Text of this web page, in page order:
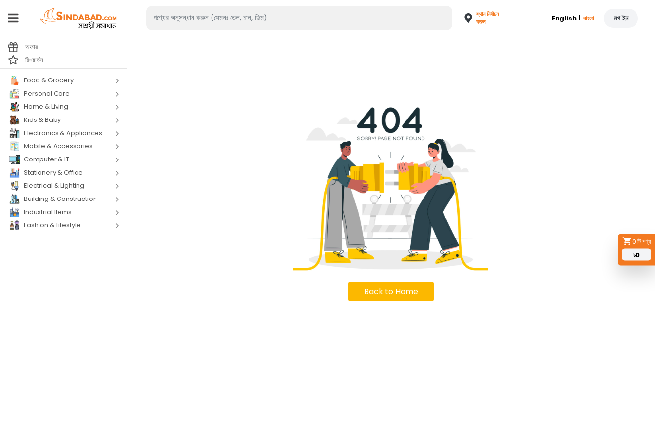
0 টি পণ্য
৳0
স্থান নির্বাচন
করুন
English | বাংলা লগ ইন
অফার
রিওয়ার্ডস
Food & Grocery
Personal Care
Home & Living
Kids & Baby
Electronics & Appliances
Mobile & Accessories
Computer & IT
Stationery & Office
Electrical & Lighting
Building & Construction
Industrial Items
Fashion & Lifestyle
Back to Home